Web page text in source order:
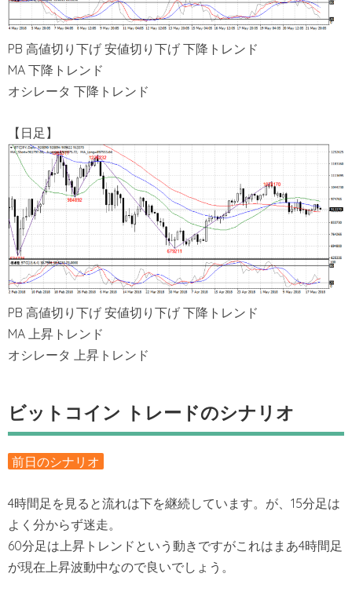
PB 高値切り下げ 安値切り下げ 下降トレンド
MA 下降トレンド
オシレータ 下降トレンド
【日足】
PB 高値切り下げ 安値切り下げ 下降トレンド
MA 上昇トレンド
オシレータ 上昇トレンド
ビットコイン トレードのシナリオ
前日のシナリオ
4時間足を見ると流れは下を継続しています。が、15分足は
よく分からず迷走。
60分足は上昇トレンドという動きですがこれはまあ4時間足
が現在上昇波動中なので良いでしょう。